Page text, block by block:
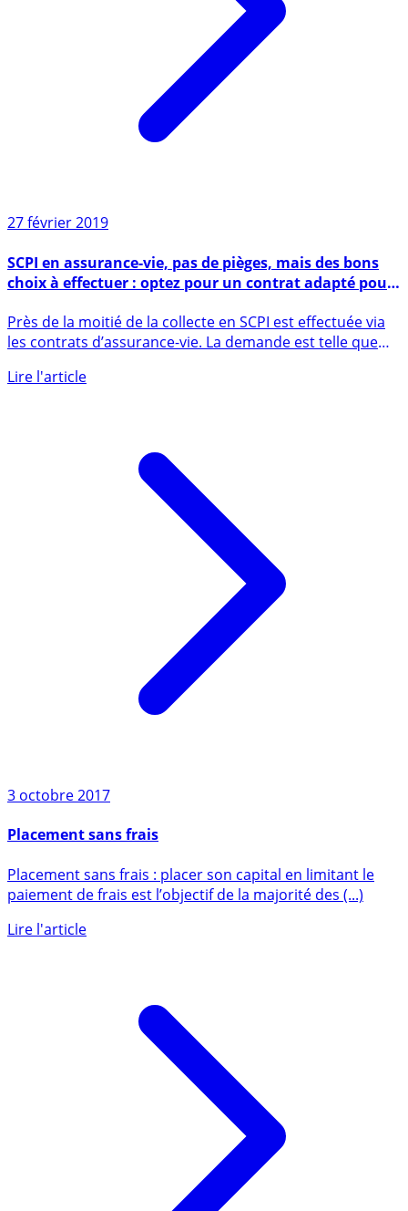
27 février 2019
choix à effectuer : optez pour un contrat adapté pour
maximiser vos rendements
les contrats d’assurance-vie. La demande est telle que
3 octobre 2017
Placement sans frais
Placement sans frais : placer son capital en limitant le
paiement de frais est l’objectif de la majorité des (...)